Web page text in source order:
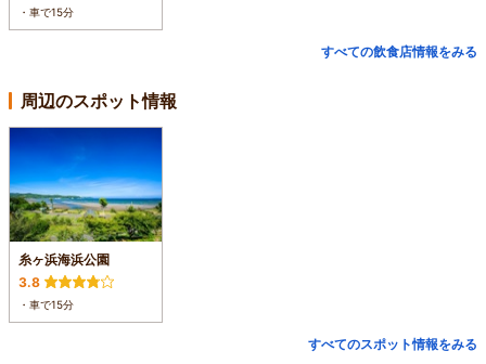
・車で15分
すべての飲食店情報をみる
周辺のスポット情報
糸ヶ浜海浜公園
3.8
・車で15分
すべてのスポット情報をみる